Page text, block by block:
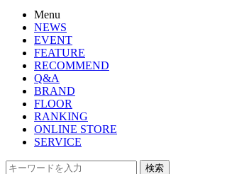
Menu
NEWS
EVENT
FEATURE
RECOMMEND
Q&A
BRAND
FLOOR
RANKING
ONLINE STORE
SERVICE
検索